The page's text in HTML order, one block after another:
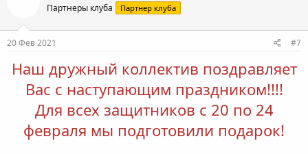
Партнеры клуба Партнер клуба
20 Фев 2021 #7
Наш дружный коллектив поздравляет
Вас с наступающим праздником!!!!
Для всех защитников с 20 по 24
февраля мы подготовили подарок!